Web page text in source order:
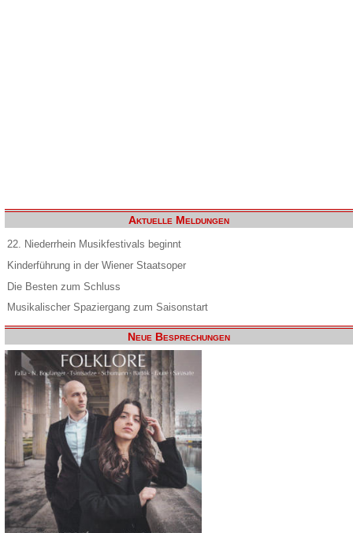
Aktuelle Meldungen
22. Niederrhein Musikfestivals beginnt
Kinderführung in der Wiener Staatsoper
Die Besten zum Schluss
Musikalischer Spaziergang zum Saisonstart
Neue Besprechungen